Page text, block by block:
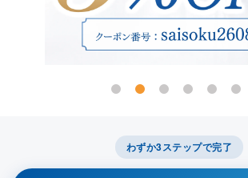
わずか3ステップで完了